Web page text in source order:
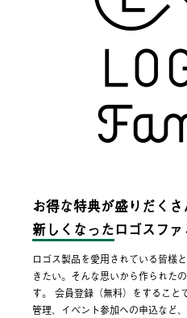
お得な特典が盛りだくさ
新しくなった ロゴスファ
ロゴス製品を愛用されている皆様
きたい。そんな思いから作られた
す。 会員登録（無料）をすること
管理、イベント参加への申込など